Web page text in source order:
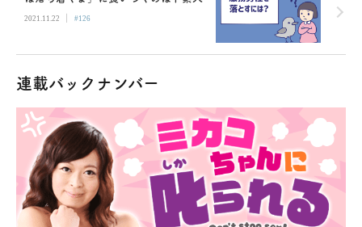
2021.11.22 | #126
連載バックナンバー